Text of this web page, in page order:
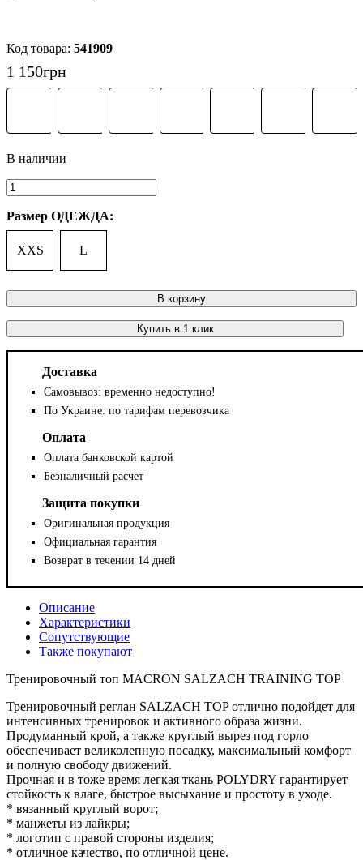
541909
1 150грн
Размер ОДЕЖДА:
XXS L
В корзину
Купить в 1 клик
Доставка
Самовывоз: временно недоступно!
По Украине: по тарифам перевозчика
Оплата
Оплата банковской картой
Безналичный расчет
Защита покупки
Оригинальная продукция
Официальная гарантия
Возврат в течении 14 дней
Описание
Характеристики
Сопутствующие
Также покупают
Тренировочный топ MACRON SALZACH TRAINING TOP
Тренировочный реглан SALZACH TOP отлично подойдет для
интенсивных тренировок и активного образа жизни.
Продуманный крой, а также круглый вырез под горло
обеспечивает великолепную посадку, максимальный комфорт
и полную свободу движений.
Прочная и в тоже время легкая ткань POLYDRY гарантирует
стойкость к влаге, быстрое высыхание и простоту в уходе.
* вязанный круглый ворот;
* манжеты из лайкры;
* логотип с правой стороны изделия;
* отличное качество, по отличной цене.